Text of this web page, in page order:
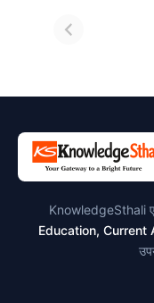
किसे कहते है?
KnowledgeSthali
Education, Current